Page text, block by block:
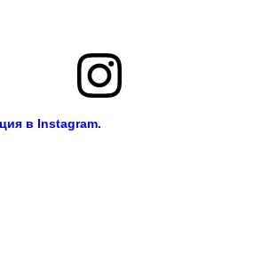
в Instagram.